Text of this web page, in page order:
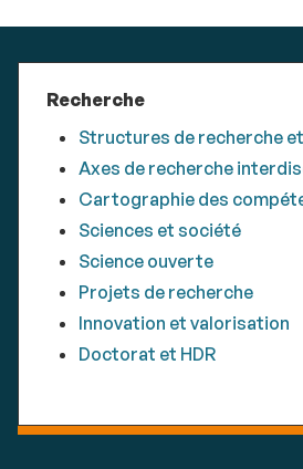
Recherche
Structures de recherche
Axes de recherche
Cartographie des
Sciences et société
Science ouverte
Projets de recherche
Innovation et valorisation
Doctorat et HDR